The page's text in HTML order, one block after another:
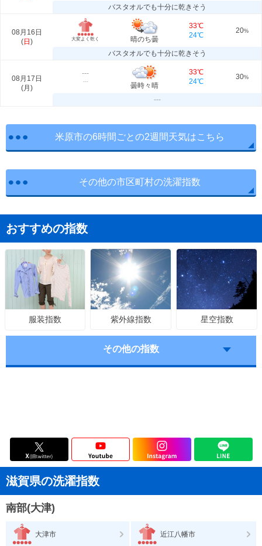
バスタオルでも十分に乾きそう
08月16日
(日 ) 大変よく乾く 晴のち曇
33℃
24℃
20%
バスタオルでも十分に乾きそう
08月17日
(月 )
---
---
曇時々晴
33℃
24℃
30%
---
米原市の6時間ごとの2週間天気はこちら
その他の市区町村の洗濯指数
おすすめの指数
服装指数 紫外線指数 星空指数
その他の指数
滋賀県の洗濯指数
南部(大津)
大津市 近江八幡市